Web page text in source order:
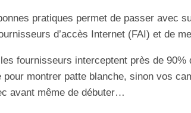
pratiques permet de passer avec
d’accès Internet (FAI) et de
fournisseurs interceptent près de 90%
montrer patte blanche, sinon vos
avant même de débuter…